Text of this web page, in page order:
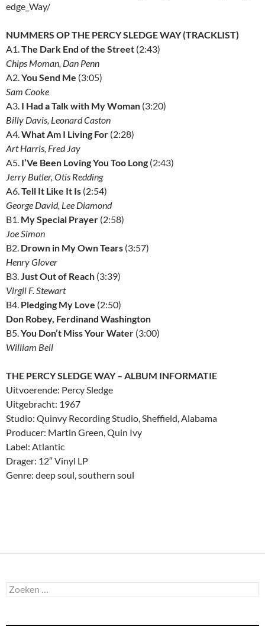
edge_Way/
NUMMERS OP THE PERCY SLEDGE WAY (TRACKLIST)
A1.The Dark End of the Street (2:43)
Chips Moman, Dan Penn
A2.You Send Me (3:05)
Sam Cooke
A3. I Had a Talk with My Woman (3:20)
Billy Davis, Leonard Caston
A4.What Am I Living For (2:28)
Art Harris, Fred Jay
A5. I’Ve Been Loving You Too Long (2:43)
Jerry Butler, Otis Redding
A6.Tell It Like It Is (2:54)
George David, Lee Diamond
B1. My Special Prayer (2:58)
Joe Simon
B2. Drown in My Own Tears (3:57)
Henry Glover
B3.Just Out of Reach (3:39)
Virgil F. Stewart
B4. Pledging My Love (2:50)
Don Robey, Ferdinand Washington
B5.You Don’t Miss Your Water (3:00)
William Bell
THE PERCY SLEDGE WAY – ALBUM INFORMATIE
Uitvoerende: Percy Sledge
Uitgebracht: 1967
Studio: Quinvy Recording Studio, Sheffield, Alabama
Producer: Martin Green, Quin Ivy
Label: Atlantic
Drager: 12″ Vinyl LP
Genre: deep soul, southern soul
Zoeken
naar: